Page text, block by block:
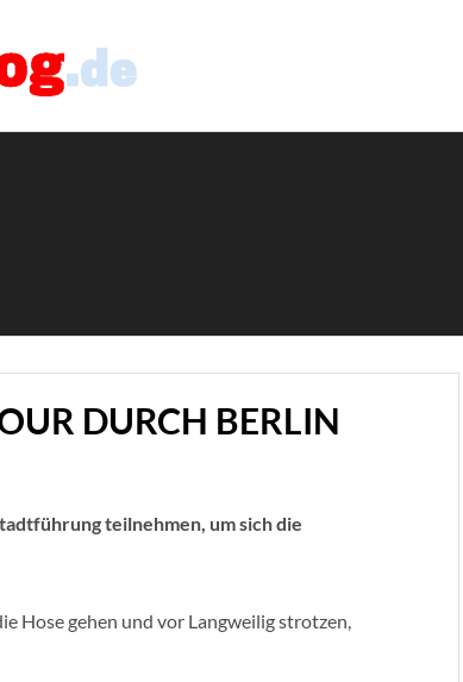
DURCH BERLIN
teilnehmen, um sich die
Hose gehen und vor Langweilig strotzen,